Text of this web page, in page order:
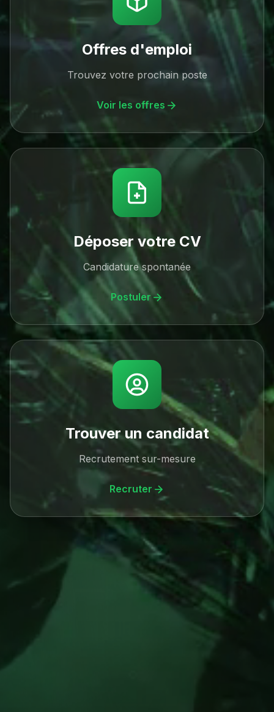
Offres d'emploi
Trouvez votre prochain poste
Voir les offres
Déposer votre CV
Candidature spontanée
Postuler
Trouver un candidat
Recrutement sur-mesure
Recruter